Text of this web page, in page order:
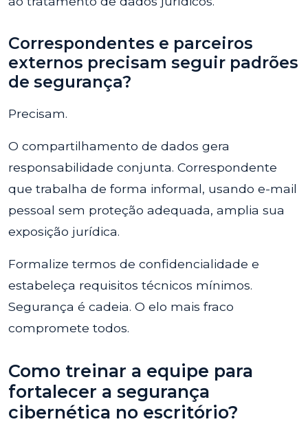
Correspondentes e parceiros
externos precisam seguir padrões
de segurança?
Precisam.
O compartilhamento de dados gera
responsabilidade conjunta. Correspondente
que trabalha de forma informal, usando e-mail
pessoal sem proteção adequada, amplia sua
exposição jurídica.
Formalize termos de confidencialidade e
estabeleça requisitos técnicos mínimos.
Segurança é cadeia. O elo mais fraco
compromete todos.
Como treinar a equipe para
fortalecer a segurança
cibernética no escritório?